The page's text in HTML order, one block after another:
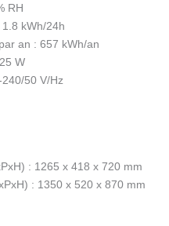
RH
1.8 kWh/24h
an : 657 kWh/an
W
240/50 V/Hz
: 1265 x 418 x 720 mm
: 1350 x 520 x 870 mm